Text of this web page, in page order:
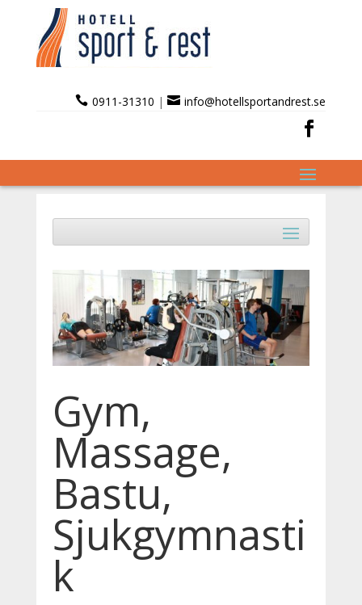
 0911-31310 | info@hotellsportandrest.se
Gym,
Massage,
Bastu,
Sjukgymnasti
k